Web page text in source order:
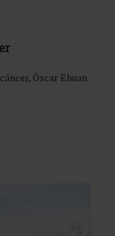
Óscar Ehuan